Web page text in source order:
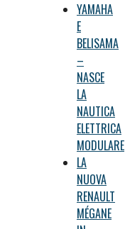
YAMAHA
E
BELISAMA
–
NASCE
LA
NAUTICA
ELETTRICA
MODULARE
LA
NUOVA
RENAULT
MÉGANE